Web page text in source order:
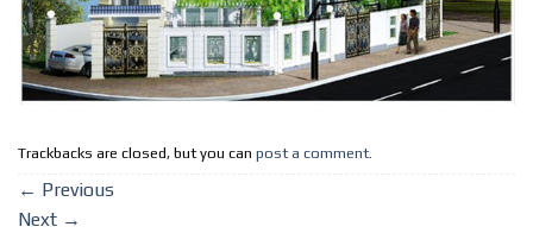
Trackbacks are closed, but you can post a comment.
← Previous
Next →